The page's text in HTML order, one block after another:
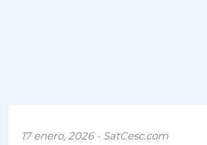
17 enero, 2026 - SatCesc.com